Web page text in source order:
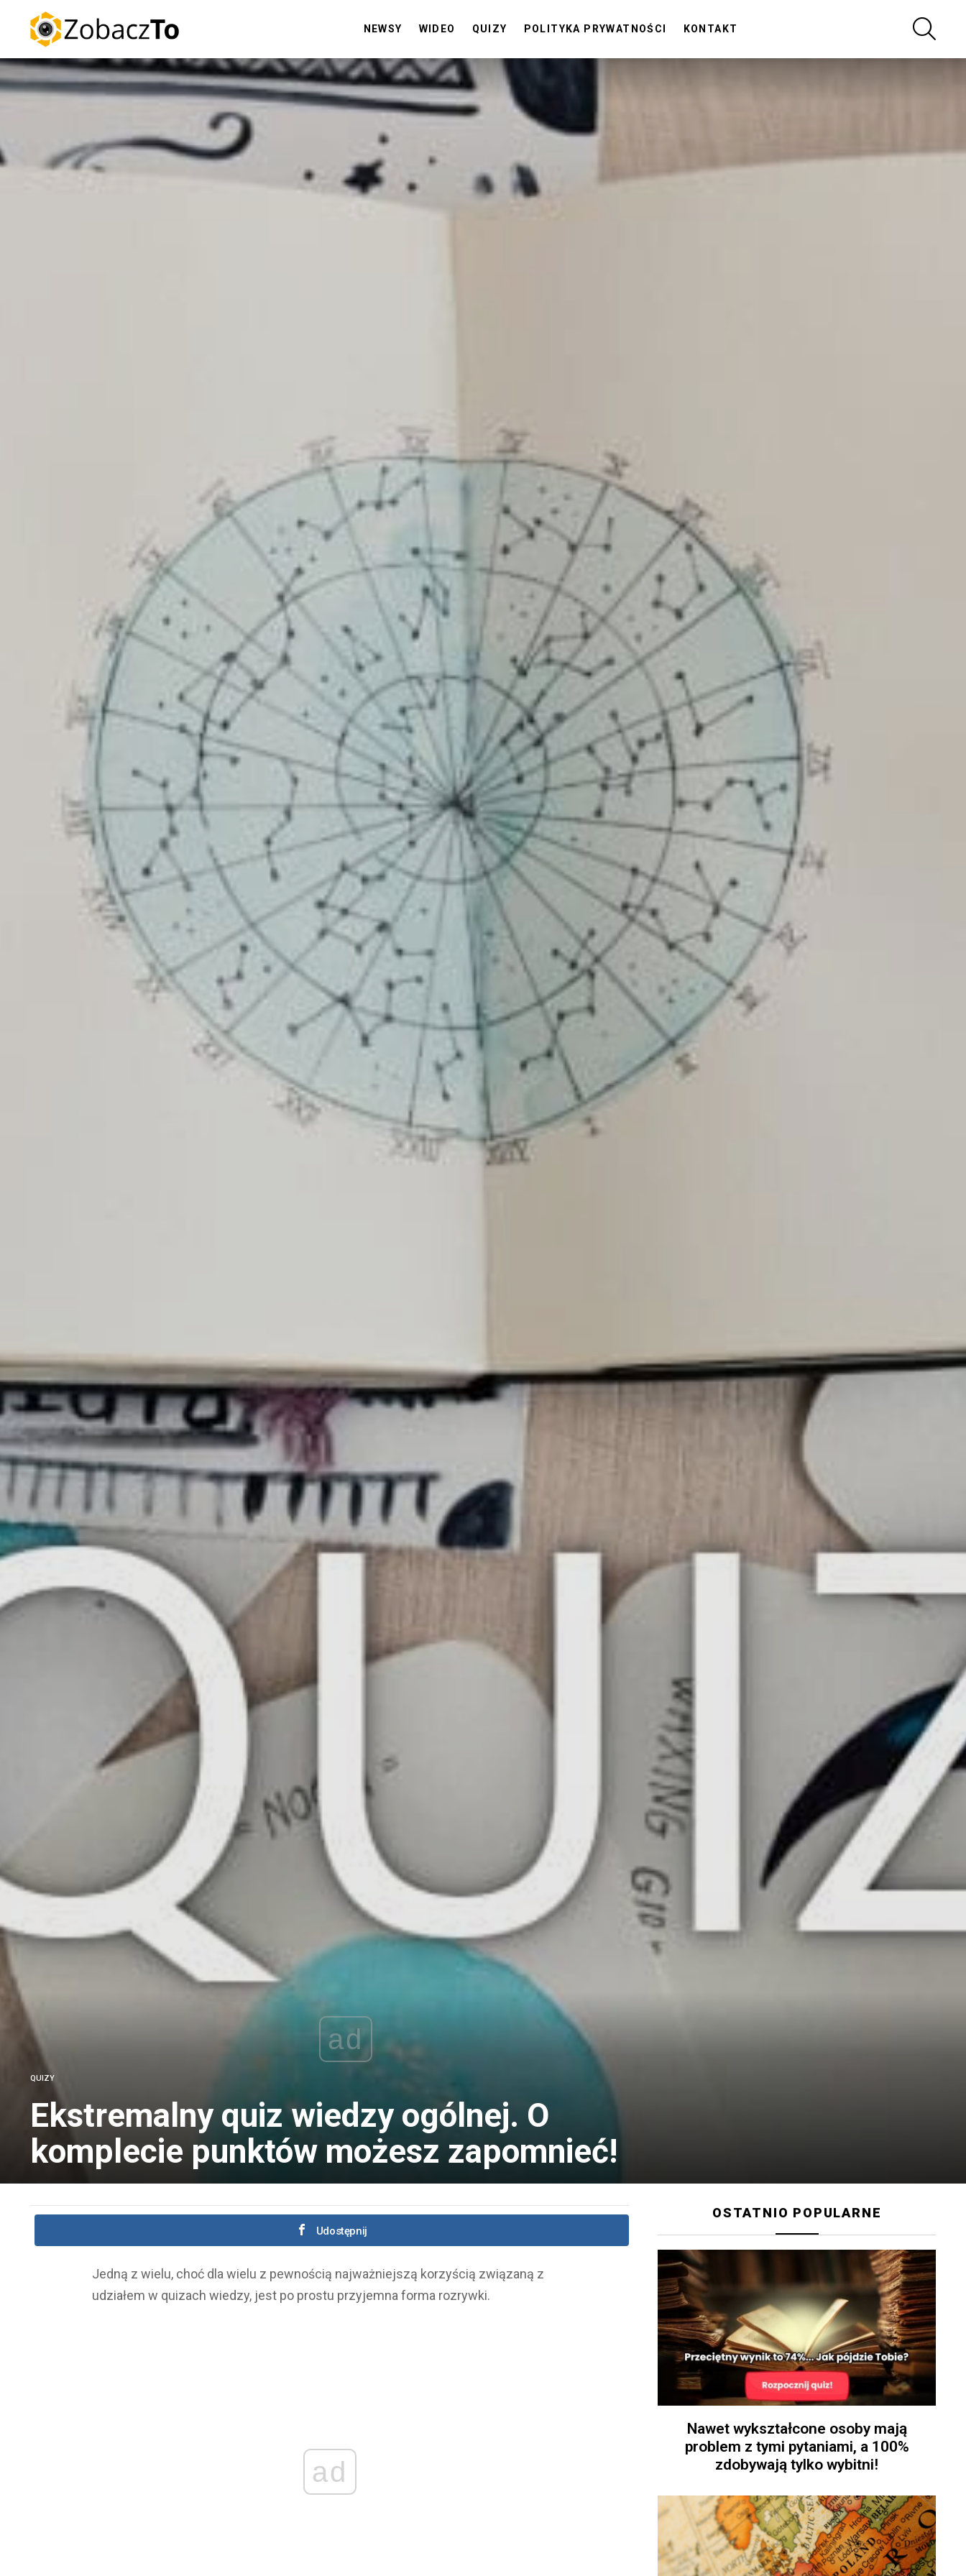
NEWSY WIDEO QUIZY POLITYKA PRYWATNOŚCI KONTAKT
ad
QUIZY
Ekstremalny quiz wiedzy ogólnej. O
komplecie punktów możesz zapomnieć!
Udostępnij
Jedną z wielu, choć dla wielu z pewnością najważniejszą korzyścią związaną z
udziałem w quizach wiedzy, jest po prostu przyjemna forma rozrywki.
ad
OSTATNIO POPULARNE
Nawet wykształcone osoby mają
problem z tymi pytaniami, a 100%
zdobywają tylko wybitni!